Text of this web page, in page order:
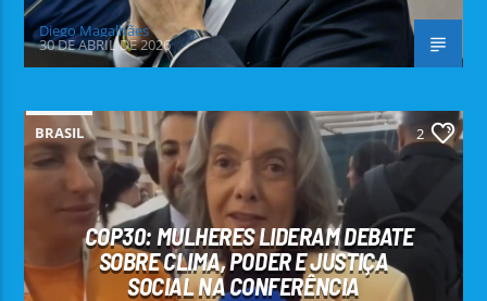
Diego Magalhães
30 DE ABRIL DE 2026
BRASIL 2
COP30: MULHERES LIDERAM DEBATE
SOBRE CLIMA, PODER E JUSTIÇA
SOCIAL NA CONFERÊNCIA